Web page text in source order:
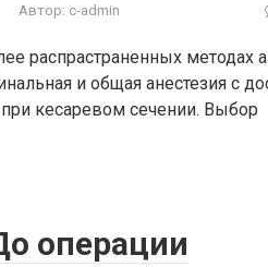
Автор: c-admin
распрастраненных методах
и общая анестезия с
кесаревом сечении. Выбор
операции